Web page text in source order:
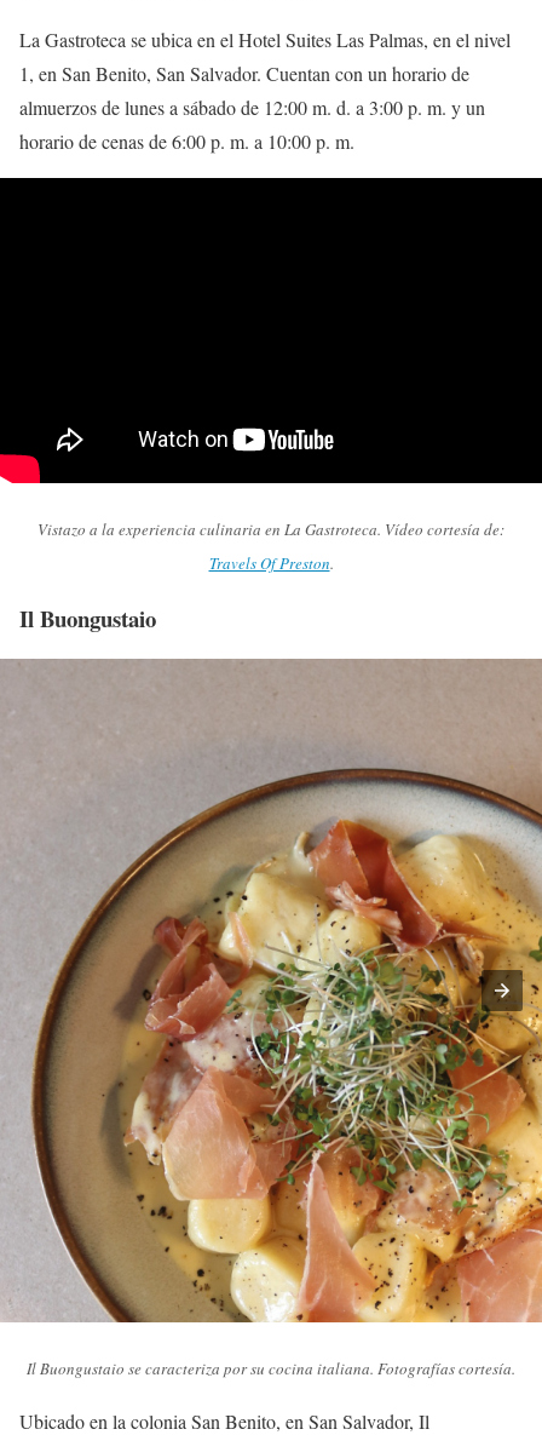
La Gastroteca se ubica en el Hotel Suites Las Palmas, en el nivel
1, en San Benito, San Salvador. Cuentan con un horario de
almuerzos de lunes a sábado de 12:00 m. d. a 3:00 p. m. y un
horario de cenas de 6:00 p. m. a 10:00 p. m.
Vistazo a la experiencia culinaria en La Gastroteca. Vídeo cortesía de:
Travels Of Preston.
Il Buongustaio
Il Buongustaio se caracteriza por su cocina italiana. Fotografías cortesía.
Ubicado en la colonia San Benito, en San Salvador, Il